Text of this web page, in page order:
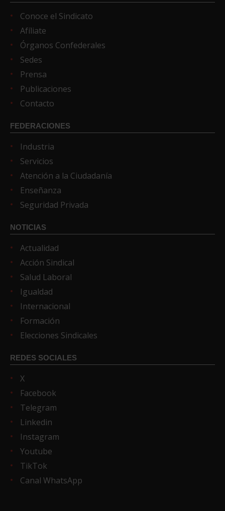
Conoce el Sindicato
Afíliate
Órganos Confederales
Sedes
Prensa
Publicaciones
Contacto
FEDERACIONES
Industria
Servicios
Atención a la Ciudadanía
Enseñanza
Seguridad Privada
NOTICIAS
Actualidad
Acción Sindical
Salud Laboral
Igualdad
Internacional
Formación
Elecciones Sindicales
REDES SOCIALES
X
Facebook
Telegram
Linkedin
Instagram
Youtube
TikTok
Canal WhatsApp